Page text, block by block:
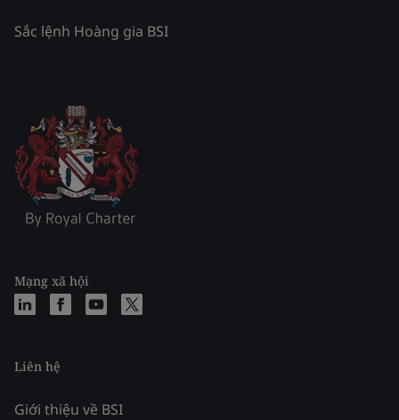
Sắc lệnh Hoàng gia BSI
Mạng xã hội
Liên hệ
Giới thiệu về BSI